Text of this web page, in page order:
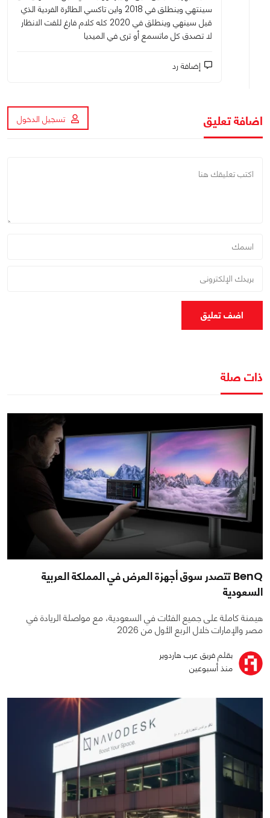
سينتهي وينطلق في 2018 واين تاكسي الطائرة الفردية الذي
قيل سينهي وينطلق في 2020 كله كلام فارغ للفت الانظار
لا تصدق كل ماتسمع أو ترى في الميديا
إضافة رد
اضافة تعليق تسجيل الدخول
اضف تعليق
ذات صلة
BenQ تتصدر سوق أجهزة العرض في المملكة العربية
السعودية
هيمنة كاملة على جميع الفئات في السعودية، مع مواصلة الريادة في
مصر والإمارات خلال الربع الأول من 2026
بقلم فريق عرب هاردوير
منذ أسبوعين